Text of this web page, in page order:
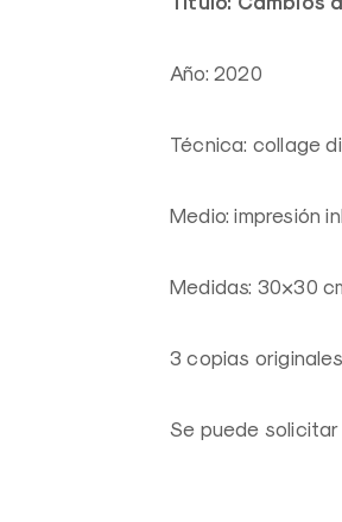
Año: 2020
Técnica: collage
Medio: impresión
Medidas: 30×30
3 copias
Se puede solicitar